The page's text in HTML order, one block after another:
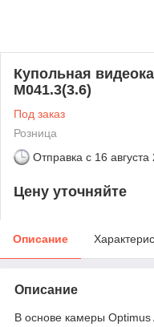
Купольная
M041.3(3.6)
Под заказ
Розница
Отправка с 16 августа
Цену уточняйте
Описание
Описание
В основе камеры